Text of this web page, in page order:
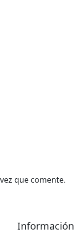
que comente.
Información